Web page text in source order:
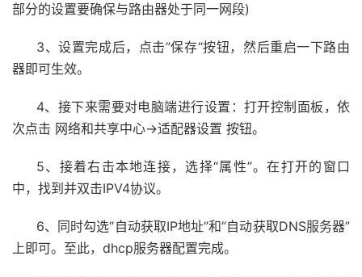
部分的设置要确保与路由器处于同一网段)
3、设置完成后，点击”保存“按钮，然后重启一下路由
器即可生效。
4、接下来需要对电脑端进行设置：打开控制面板，依
次点击 网络和共享中心→适配器设置 按钮。
5、接着右击本地连接，选择“属性”。在打开的窗口
中，找到并双击IPV4协议。
6、同时勾选“自动获取IP地址”和“自动获取DNS服务器”
上即可。至此，dhcp服务器配置完成。